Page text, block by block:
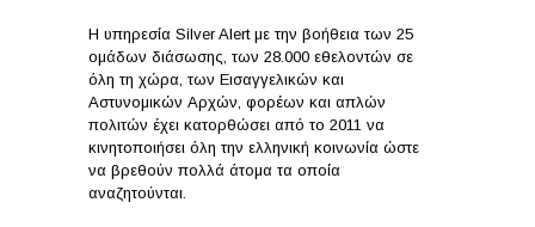
Η υπηρεσία Silver Alert με την βοήθεια των 25
ομάδων διάσωσης, των 28.000 εθελοντών σε
όλη τη χώρα, των Εισαγγελικών και
Αστυνομικών Αρχών, φορέων και απλών
πολιτών έχει κατορθώσει από το 2011 να
κινητοποιήσει όλη την ελληνική κοινωνία ώστε
να βρεθούν πολλά άτομα τα οποία
αναζητούνται.